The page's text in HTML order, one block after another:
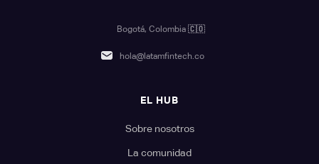
Bogotá, Colombia 🇨🇴
hola@latamfintech.co
EL HUB
Sobre nosotros
La comunidad